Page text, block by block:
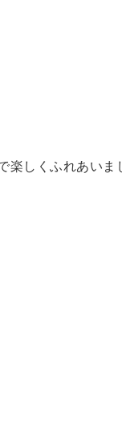
しくふれあいま